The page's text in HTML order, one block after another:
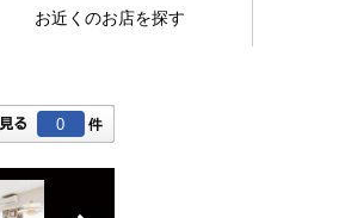
お近くのお店を探す
0